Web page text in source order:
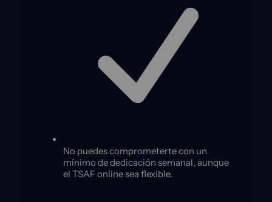
No puedes comprometerte con un
mínimo de dedicación semanal, aunque
el TSAF online sea flexible.